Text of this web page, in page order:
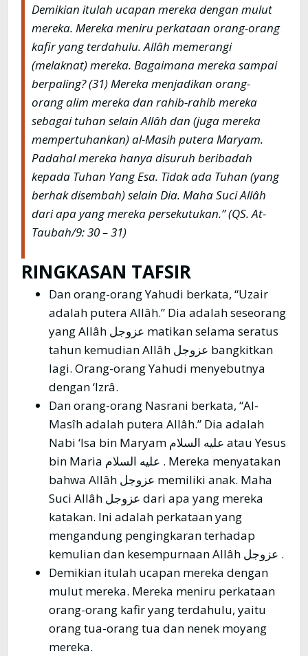
Demikian itulah ucapan mereka dengan mulut
mereka. Mereka meniru perkataan orang-orang
kafir yang terdahulu. Allâh memerangi
(melaknat) mereka. Bagaimana mereka sampai
berpaling? (31) Mereka menjadikan orang-
orang alim mereka dan rahib-rahib mereka
sebagai tuhan selain Allâh dan (juga mereka
mempertuhankan) al-Masih putera Maryam.
Padahal mereka hanya disuruh beribadah
kepada Tuhan Yang Esa. Tidak ada Tuhan (yang
berhak disembah) selain Dia. Maha Suci Allâh
dari apa yang mereka persekutukan.” (QS. At-
Taubah/9: 30 – 31)
RINGKASAN TAFSIR
Dan orang-orang Yahudi berkata, “Uzair
adalah putera Allâh.” Dia adalah seseorang
yang Allâh عزوجل matikan selama seratus
tahun kemudian Allâh عزوجل bangkitkan
lagi. Orang-orang Yahudi menyebutnya
dengan ‘Izrâ.
Dan orang-orang Nasrani berkata, “Al-
Masîh adalah putera Allâh.” Dia adalah
Nabi ‘Isa bin Maryam عليه السلام atau Yesus
bin Maria عليه السلام . Mereka menyatakan
bahwa Allâh عزوجل memiliki anak. Maha
Suci Allâh عزوجل dari apa yang mereka
katakan. Ini adalah perkataan yang
mengandung pengingkaran terhadap
kemulian dan kesempurnaan Allâh عزوجل .
Demikian itulah ucapan mereka dengan
mulut mereka. Mereka meniru perkataan
orang-orang kafir yang terdahulu, yaitu
orang tua-orang tua dan nenek moyang
mereka.